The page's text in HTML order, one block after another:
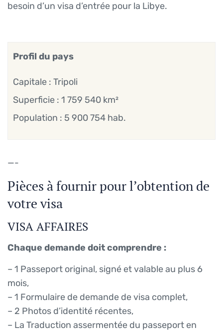
besoin d’un visa d’entrée pour la Libye.
Profil du pays
Capitale : Tripoli
Superficie : 1 759 540 km²
Population : 5 900 754 hab.
—-
Pièces à fournir pour l’obtention de
votre visa
VISA AFFAIRES
Chaque demande doit comprendre :
– 1 Passeport original, signé et valable au plus 6
mois,
– 1 Formulaire de demande de visa complet,
– 2 Photos d’identité récentes,
– La Traduction assermentée du passeport en